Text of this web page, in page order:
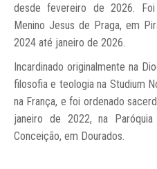
desde fevereiro de 2026. Foi
Menino Jesus de Praga, em
2024 até janeiro de 2026.
Incardinado originalmente na
filosofia e teologia na Studium
na França, e foi ordenado
janeiro de 2022, na
Conceição, em Dourados.